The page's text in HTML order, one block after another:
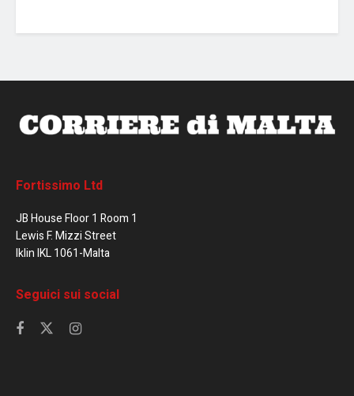
Fortissimo Ltd
JB House Floor 1 Room 1
Lewis F. Mizzi Street
Iklin IKL 1061-Malta
Seguici sui social